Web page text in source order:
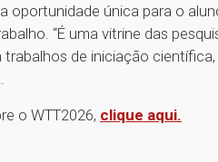
oportunidade única para o
“É uma vitrine das
trabalhos de iniciação
o WTT2026, clique aqui.